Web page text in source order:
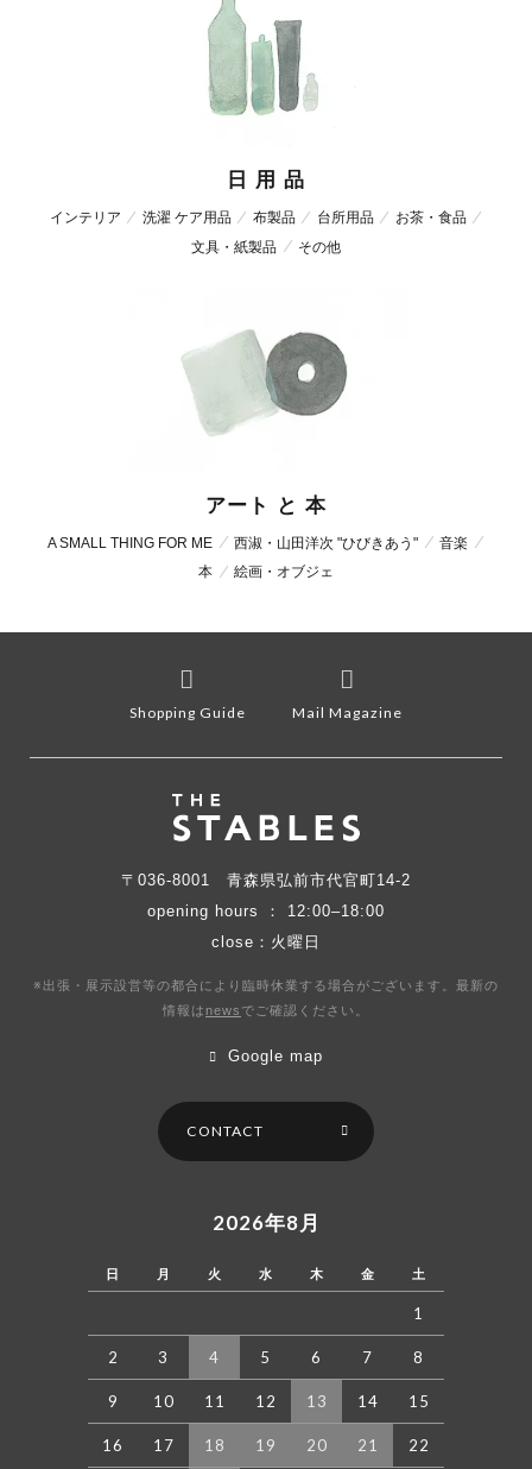
日 用 品
インテリア 洗濯 ケア用品 布製品 台所用品
お茶・食品
文具・紙製品
その他
アート と 本
A SMALL THING FOR ME 西淑・山田洋次 "ひびきあう"
音楽
本
絵画・オブジェ
Shopping Guide Mail Magazine
〒036-8001 青森県弘前市代官町14-2
opening hours ： 12:00–18:00
close：火曜日
※出張・展示設営等の都合により臨時休業する場合がございます。最新の
情報は news で ご確認ください。
Google map
CONTACT
2026年8月
日 月 火 水 木 金 土
1
2 3 4 5 6 7 8
9 10 11 12 13 14 15
16 17 18 19 20 21 22